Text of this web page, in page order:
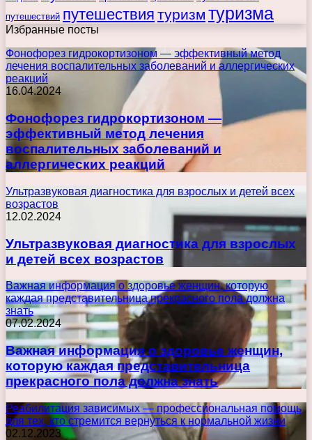
путешествий путешествия туризм туризма
Избранные посты
Фонофорез гидрокортизоном — эффективный метод
лечения воспалительных заболеваний и аллергических
реакций
16.04.2024
Фонофорез гидрокортизоном —
эффективный метод лечения
воспалительных заболеваний и
аллергических реакций
Ультразвуковая диагностика для взрослых и детей всех
возрастов
12.02.2024
Ультразвуковая диагностика для взрослых
и детей всех возрастов
Важная информация о здоровье женщин, которую
каждая представительница прекрасного пола должна
знать
07.02.2024
Важная информация о здоровье женщин,
которую каждая представительница
прекрасного пола должна знать
Реабилитация зависимых — профессиональная помощь
для тех, кто стремится вернуться к нормальной жизни
02.12.2023